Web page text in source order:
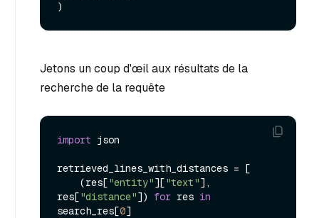
Jetons un coup d'œil aux résultats de la
recherche de la requête
import json
retrieved_lines_with_distances = [
    (res[
"entity"]["text"],
res["distance"]) for res in
search_res[0]